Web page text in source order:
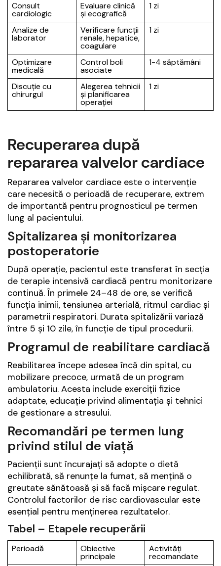
Consult
cardiologic
Evaluare clinică
și ecografică
1 zi
Analize de
laborator
Verificare funcții
renale, hepatice,
coagulare
1 zi
Optimizare
medicală
Control boli
asociate
1-4 săptămâni
Discuție cu
chirurgul
Alegerea tehnicii
și planificarea
operației
1 zi
Recuperarea după
repararea valvelor cardiace
Repararea valvelor cardiace este o intervenție
care necesită o perioadă de recuperare, extrem
de importantă pentru prognosticul pe termen
lung al pacientului.
Spitalizarea și monitorizarea
postoperatorie
După operație, pacientul este transferat în secția
de terapie intensivă cardiacă pentru monitorizare
continuă. În primele 24–48 de ore, se verifică
funcția inimii, tensiunea arterială, ritmul cardiac și
parametrii respiratori. Durata spitalizării variază
între 5 și 10 zile, în funcție de tipul procedurii.
Programul de reabilitare cardiacă
Reabilitarea începe adesea încă din spital, cu
mobilizare precoce, urmată de un program
ambulatoriu. Acesta include exerciții fizice
adaptate, educație privind alimentația și tehnici
de gestionare a stresului.
Recomandări pe termen lung
privind stilul de viață
Pacienții sunt încurajați să adopte o dietă
echilibrată, să renunțe la fumat, să mențină o
greutate sănătoasă și să facă mișcare regulat.
Controlul factorilor de risc cardiovascular este
esențial pentru menținerea rezultatelor.
Tabel – Etapele recuperării
Perioadă Obiective
principale
Activități
recomandate